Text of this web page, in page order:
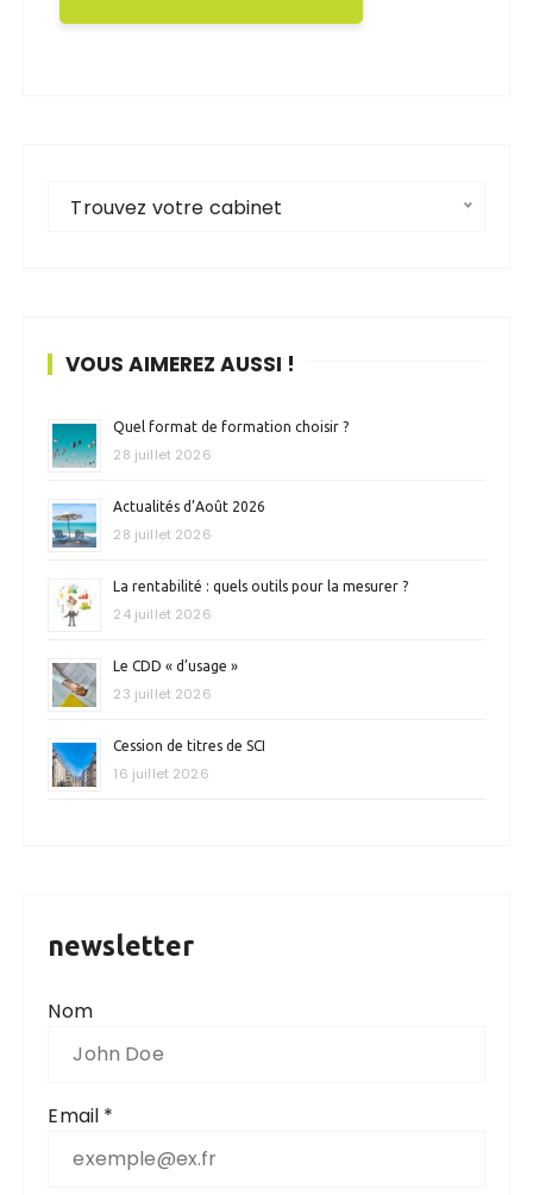
Trouvez votre cabinet
VOUS AIMEREZ AUSSI !
Quel format de formation choisir ?
28 juillet 2026
Actualités d’Août 2026
28 juillet 2026
La rentabilité : quels outils pour la mesurer ?
24 juillet 2026
Le CDD « d’usage »
23 juillet 2026
Cession de titres de SCI
16 juillet 2026
newsletter
Nom
Email *